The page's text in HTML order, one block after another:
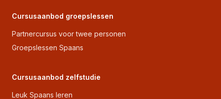
Cursusaanbod groepslessen
Partnercursus voor twee personen
Groepslessen Spaans
Cursusaanbod zelfstudie
Leuk Spaans leren